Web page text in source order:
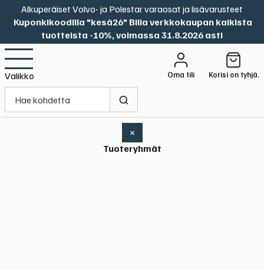
Alkuperäiset Volvo- ja Polestar varaosat ja lisävarusteet
Kuponkikoodilla "kesä26" Bilia verkkokaupan kaikista
tuotteista -10%, voimassa 31.8.2026 asti
Valikko Oma tili Korisi on tyhjä.
×
Tuoteryhmät